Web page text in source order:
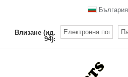
България
Влизане (ид.
94):